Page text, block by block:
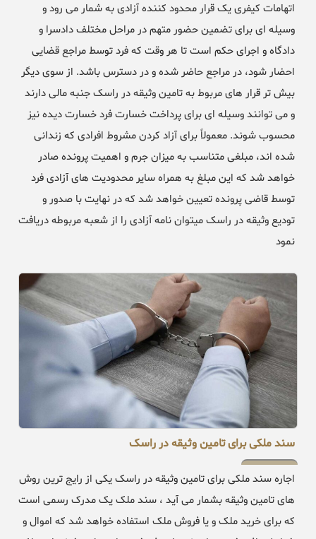
اتهامات کیفری یک قرار محدود کننده آزادی به شمار می رود و
وسیله ای برای تضمین حضور متهم در مراحل مختلف دادسرا و
دادگاه و اجرای حکم است تا هر وقت که فرد توسط مراجع قضایی
احضار شود، در مراجع حاضر شده و در دسترس باشد. از سوی دیگر
بیش تر قرار های مربوط به تامین وثیقه در راسک جنبه مالی دارند
و می توانند وسیله ای برای پرداخت خسارت فرد خسارت دیده نیز
محسوب شوند. معمولاً برای آزاد کردن مشروط افرادی که زندانی
شده اند، مبلغی متناسب به میزان جرم و اهمیت پرونده صادر
خواهد شد که این مبلغ به همراه سایر محدودیت های آزادی فرد
توسط قاضی پرونده تعیین خواهد شد که در نهایت با صدور و
تودیع وثیقه در راسک میتوان نامه آزادی را از شعبه مربوطه دریافت
نمود
سند ملکی برای تامین وثیقه در راسک
اجاره سند ملکی برای تامین وثیقه در راسک یکی از رایج ترین روش
های تامین وثیقه بشمار می آید ، سند ملک یک مدرک رسمی است
که برای خرید ملک و یا فروش ملک استفاده خواهد شد که اموال و